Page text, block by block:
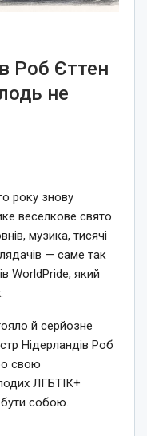
Роб Єттен
не
року знову
веселкове свято.
музика, тисячі
— саме так
WorldPride, який
й серйозне
Нідерландів Роб
свою
ЛГБТІК+
собою.